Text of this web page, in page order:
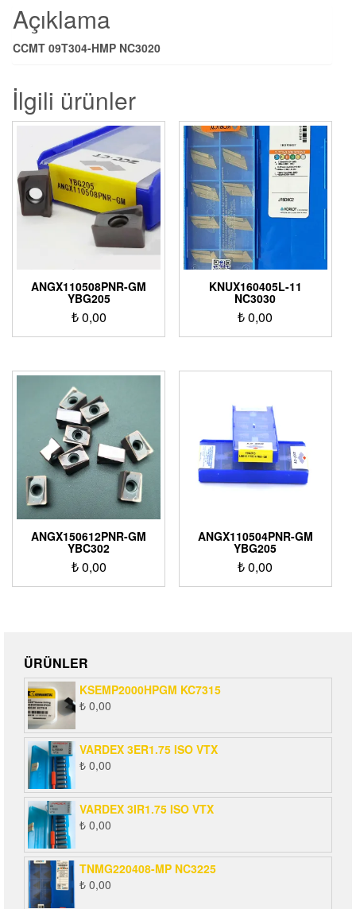
Açıklama
CCMT 09T304-HMP NC3020
İlgili ürünler
ANGX110508PNR-GM
YBG205
₺0,00
KNUX160405L-11
NC3030
₺0,00
ANGX150612PNR-GM
YBC302
₺0,00
ANGX110504PNR-GM
YBG205
₺0,00
ÜRÜNLER
KSEMP2000HPGM KC7315
₺ 0,00
VARDEX 3ER1.75 ISO VTX
₺ 0,00
VARDEX 3IR1.75 ISO VTX
₺ 0,00
TNMG220408-MP NC3225
₺ 0,00